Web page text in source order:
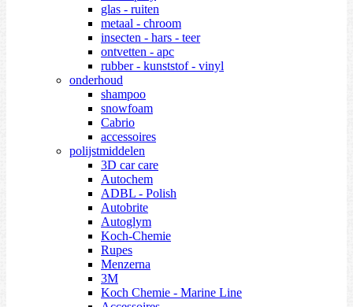
glas - ruiten
metaal - chroom
insecten - hars - teer
ontvetten - apc
rubber - kunststof - vinyl
onderhoud
shampoo
snowfoam
Cabrio
accessoires
polijstmiddelen
3D car care
Autochem
ADBL - Polish
Autobrite
Autoglym
Koch-Chemie
Rupes
Menzerna
3M
Koch Chemie - Marine Line